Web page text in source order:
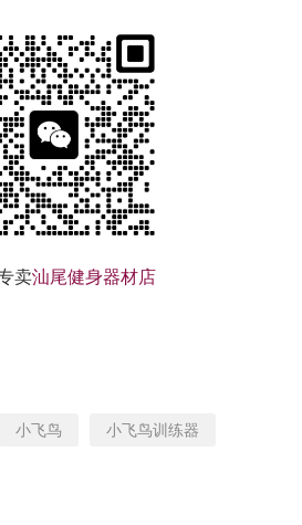
卖汕尾健身器材店
小飞鸟 小飞鸟训练器